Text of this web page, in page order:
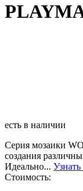
есть в наличии
Серия мозаики
создания
Идеально...
Стоимость: